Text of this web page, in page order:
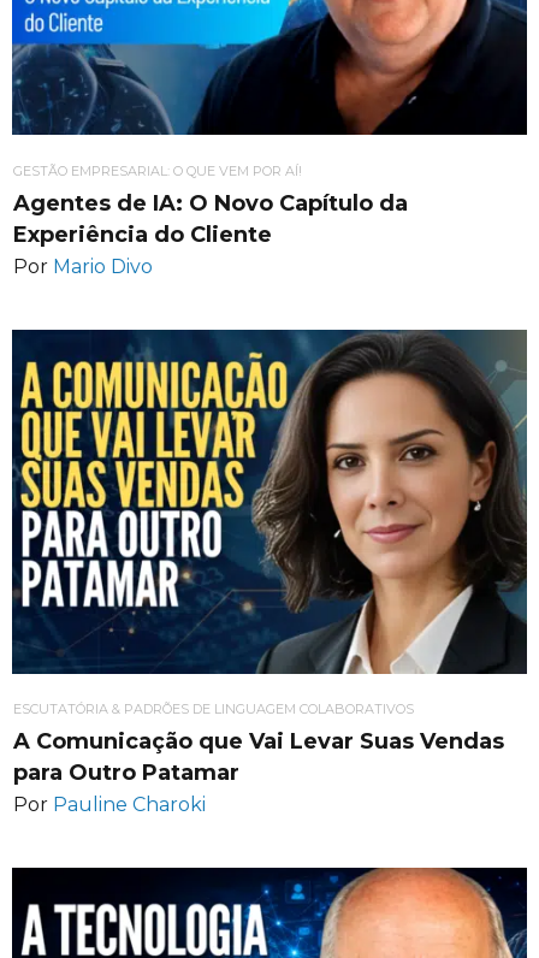
GESTÃO EMPRESARIAL: O QUE VEM POR AÍ!
Agentes de IA: O Novo Capítulo da
Experiência do Cliente
Por Mario Divo
ESCUTATÓRIA & PADRÕES DE LINGUAGEM COLABORATIVOS
A Comunicação que Vai Levar Suas Vendas
para Outro Patamar
Por Pauline Charoki